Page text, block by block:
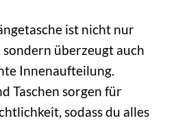
ist nicht nur
überzeugt auch
Innenaufteilung.
Taschen sorgen für
sodass du alles